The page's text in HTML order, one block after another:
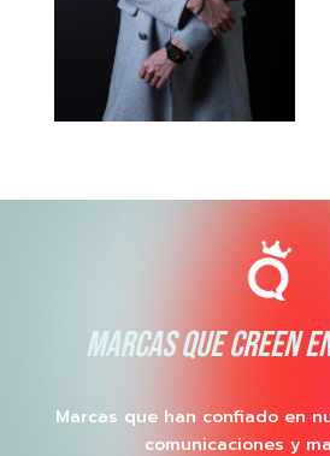
MARCAS QUE CREEN
Marcas que han confiado en
comunicaciones y